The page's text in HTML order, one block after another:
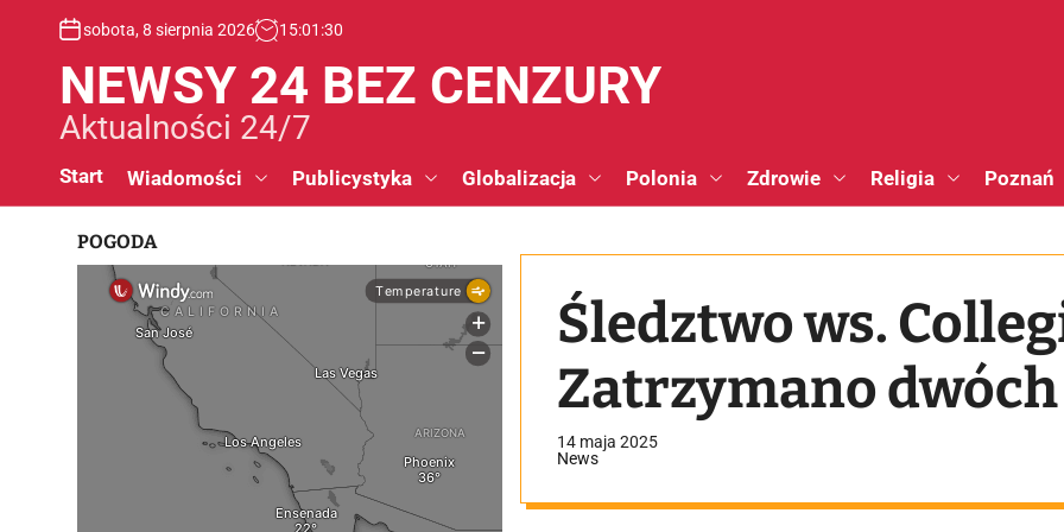
sobota, 8 sierpnia 2026 15:01 :31
NEWSY 24 BEZ CENZURY
Aktualności 24/7
Start Wiadomości Publicystyka Globalizacja Polonia Zdrowie Religia Poznań
Śledztwo ws.
Zatrzymano
14 maja 2025
News
POGODA